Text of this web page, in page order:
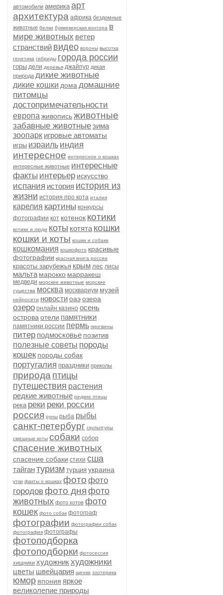
автомобили америка арт
архитектура африка бездомные
животные белки букмекерская контора в
мире животных ветер
странствий видео вороны высотка
генетика гибриды города россии
горы дели деревья джайпур дикая
природа дикие животные
дикие кошки дома домашние
питомцы
достопримечательности
европа живописьживотные
забавные животныезима
зоопарк игровые автоматы
игры израиль индия
интересное интересное о кошках
интересные животные интересные
факты интерьер искусство
испания история история из
жизни история про кота италия
карелия картины конкурсы
фотографии кот котенок котики
котики и люди коты котята кошки
кошки и коты кошки и собаки
кошкомания кошкофото красивые
фотографии красная книга россии
красоты зарубежья крым лес лисы
мальта марокко марракеш
медведи морские животные морские
существа москва москвариум музей
нейросети новостиоаэозера
озеро онлайн казино осень
острова отели памятники
памятники россии пермь пингвины
питер подмосковье позитив
полезные советы породы
кошек породы собак
португалия праздники приколы
природа птицы
путешествия растения
редкие животные редкие птицы
река реки реки россии
россия руны рыба рыбы
санкт-петербург скульптуры
смешные коты собаки собор
спасение животных
спасение собаки стихи сша
тайгантуризм турция украина
утки факты о кошках фото фото
городовфото дня фото
животных фото котов фото
кошек фото собак фотограф
фотографии фотографии собак
фотография фотографы
фотоподборка
фотоподборки фотосессия
хищники художникхудожники
цветы швейцария щенки эзотерика
юмор япония яркое
великолепие природы